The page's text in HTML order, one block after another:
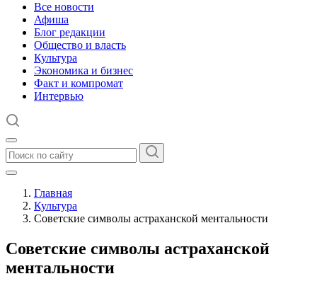
Все новости
Афиша
Блог редакции
Общество и власть
Культура
Экономика и бизнес
Факт и компромат
Интервью
Главная
Культура
Советские символы астраханской ментальности
Советские символы астраханской
ментальности